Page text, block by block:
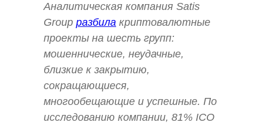
Аналитическая компания Satis
Group разбила криптовалютные
проекты на шесть групп:
мошеннические, неудачные,
близкие к закрытию,
сокращающиеся,
многообещающие и успешные. По
исследованию компании, 81% ICO